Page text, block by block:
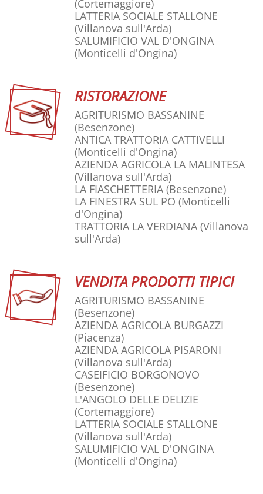
(Cortemaggiore)
LATTERIA SOCIALE STALLONE
(Villanova sull'Arda)
SALUMIFICIO VAL D'ONGINA
(Monticelli d'Ongina)
RISTORAZIONE
AGRITURISMO BASSANINE
(Besenzone)
ANTICA TRATTORIA CATTIVELLI
(Monticelli d'Ongina)
AZIENDA AGRICOLA LA MALINTESA
(Villanova sull'Arda)
LA FIASCHETTERIA (Besenzone)
LA FINESTRA SUL PO (Monticelli
d'Ongina)
TRATTORIA LA VERDIANA (Villanova
sull'Arda)
VENDITA PRODOTTI TIPICI
AGRITURISMO BASSANINE
(Besenzone)
AZIENDA AGRICOLA BURGAZZI
(Piacenza)
AZIENDA AGRICOLA PISARONI
(Villanova sull'Arda)
CASEIFICIO BORGONOVO
(Besenzone)
L'ANGOLO DELLE DELIZIE
(Cortemaggiore)
LATTERIA SOCIALE STALLONE
(Villanova sull'Arda)
SALUMIFICIO VAL D'ONGINA
(Monticelli d'Ongina)